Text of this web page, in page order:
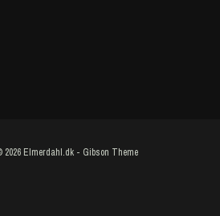
2026 Elmerdahl.dk - Gibson Theme